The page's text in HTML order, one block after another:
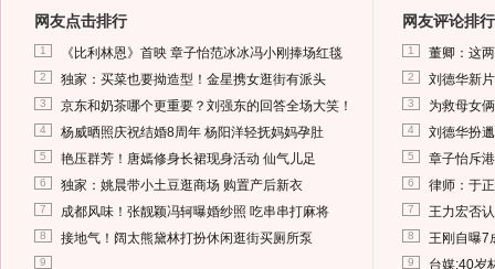
网友点击排行
1 《比利林恩》首映 章子怡范冰冰冯小刚捧场红毯
2 独家：买菜也要拗造型！金星携女逛街有派头
3 京东和奶茶哪个更重要？刘强东的回答全场大笑！
4 杨威晒照庆祝结婚8周年 杨阳洋轻抚妈妈孕肚
5 艳压群芳！唐嫣修身长裙现身活动 仙气儿足
6 独家：姚晨带小土豆逛商场 购置产后新衣
7 成都风味！张靓颖冯轲曝婚纱照 吃串串打麻将
8 接地气！阔太熊黛林打扮休闲逛街买厕所泵
9
网友评论排行
1 董卿：这
2 刘德华新
3 为救母女
4 刘德华扮
5 章子怡斥
6 律师：于
7 王力宏否
8 王刚自曝7
9 台媒:40岁